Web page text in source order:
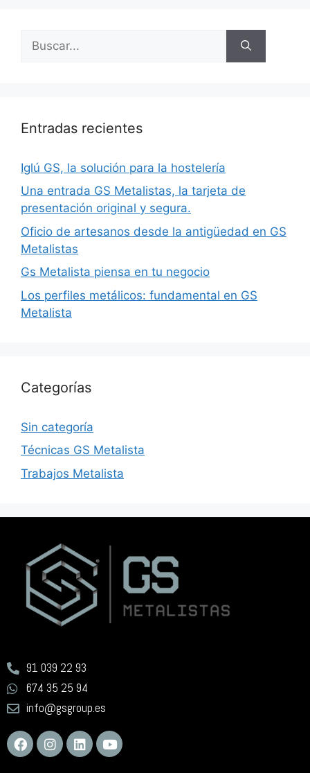
Entradas recientes
Iglú GS, la solución para la hostelería
Una entrada GS Metalistas, la tarjeta de
presentación original y segura.
Oficio de artesanos desde la antigüedad en GS
Metalistas
Gs Metalista piensa en tu negocio
Los perfiles metálicos: fundamental en GS
Metalista
Categorías
Sin categoría
Técnicas GS Metalista
Trabajos Metalista
91 039 22 93
674 35 25 94
info@gsgroup.es